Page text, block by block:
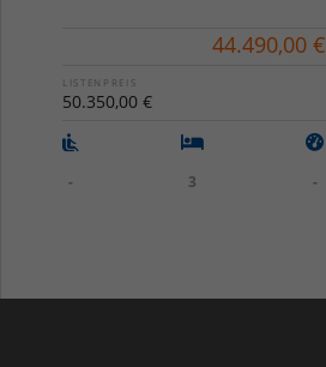
44.490,00 €
LISTENPREIS
50.350,00 €
- 3 -